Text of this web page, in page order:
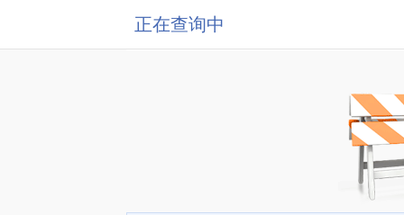
正在查询中